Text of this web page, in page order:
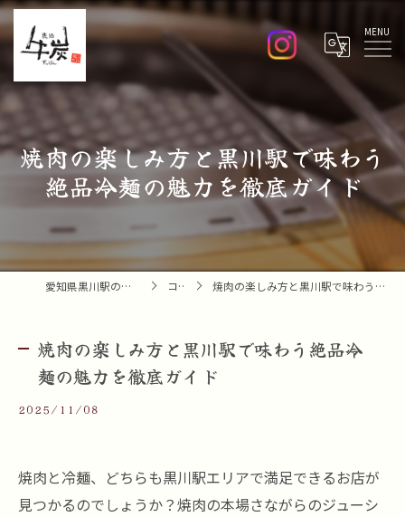
Menu
焼肉の楽しみ方と黒川駅で味わう
絶品冷麺の魅力を徹底ガイド
愛知県黒川駅の焼肉なら焼肉 牛炭 コラム 焼肉の楽しみ方と黒川駅で味わう絶品冷麺の魅力を徹底ガイド
焼肉の楽しみ方と黒川駅で味わう絶品冷
麺の魅力を徹底ガイド
2025/11/08
焼肉と冷麺、どちらも黒川駅エリアで満足できるお店が
見つかるのでしょうか？焼肉の本場さながらのジューシ